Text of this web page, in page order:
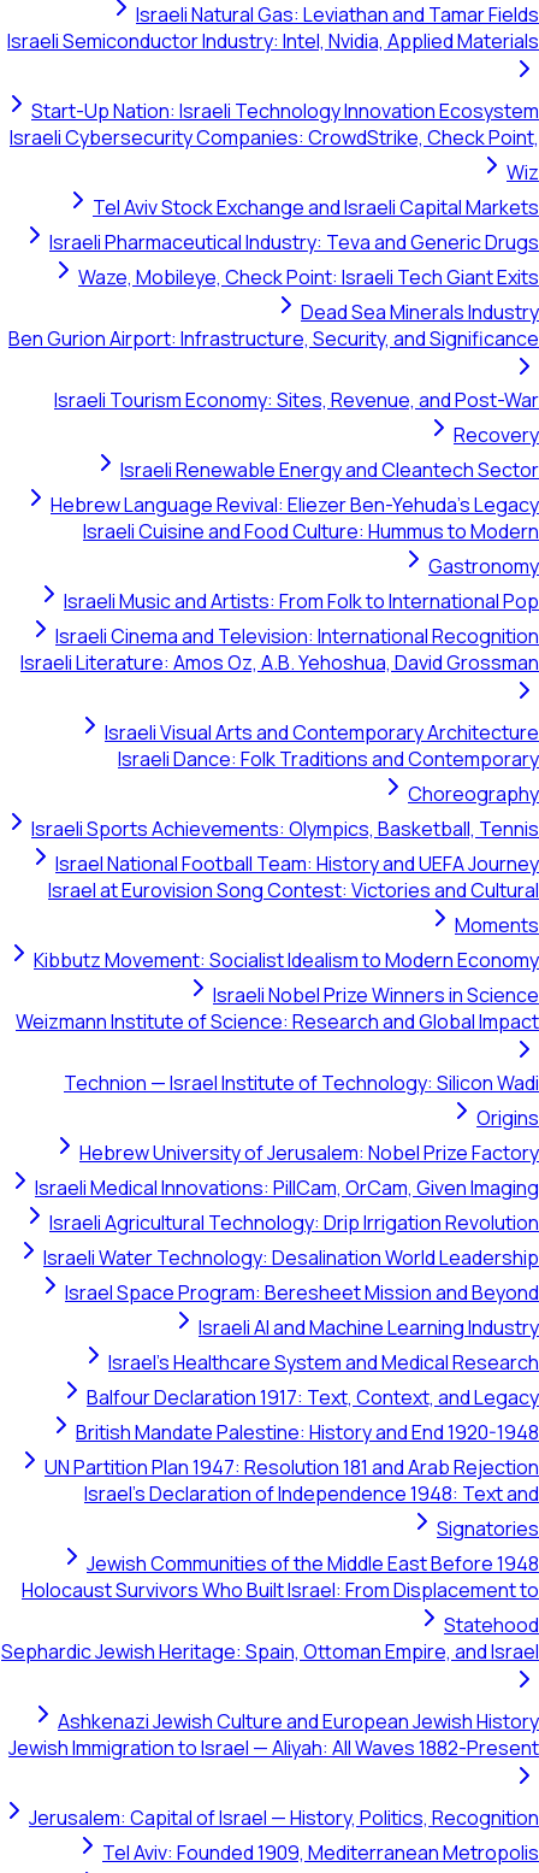
Israeli
Start-Up Nation:
Israeli
Tel Aviv
Israeli
Waze,
Ben Gurion Airport:
Israeli Tourism
Israeli
Hebrew
Israeli
Israeli Music
Israeli Cinema
Israeli Literature:
Israeli
Israeli
Israeli Sports
Israel National
Israel at
Kibbutz
Weizmann Institute
Technion —
Hebrew
Israeli Medical
Israeli
Israeli Water
Israel Space
Israel's
Balfour
British
UN Partition
Israel's
Jewish
Holocaust
Sephardic Jewish
Ashkenazi
Jewish Immigration
Jerusalem:
Tel Aviv: